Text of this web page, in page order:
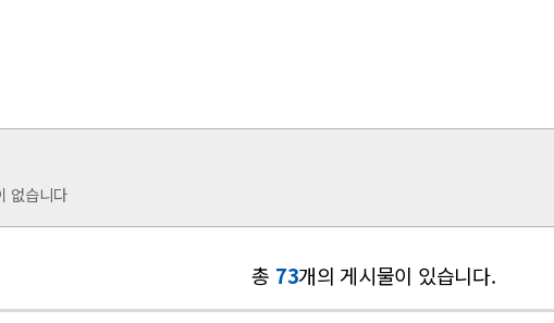
없습니다
총 73개의 게시물이 있습니다.